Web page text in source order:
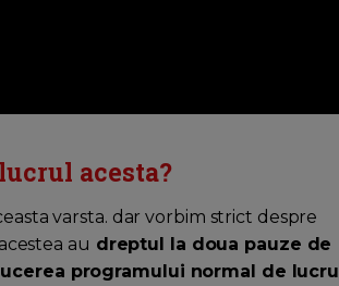
acesta?
varsta. dar vorbim strict despre
au dreptul la doua pauze de
programului normal de lucru